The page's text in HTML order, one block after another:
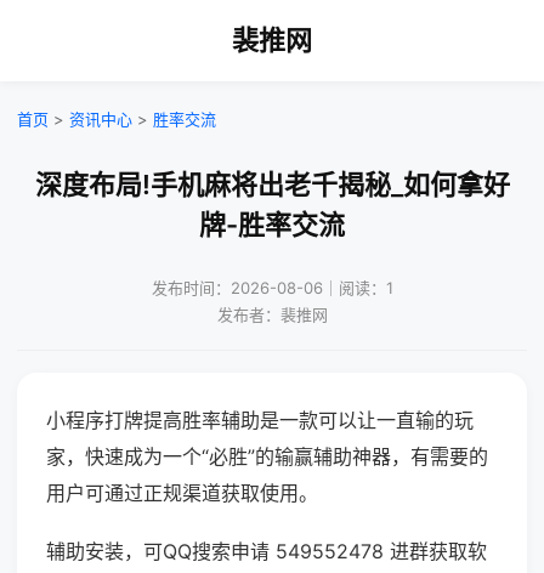
裴推网
首页 > 资讯中心 > 胜率交流
深度布局!手机麻将出老千揭秘_如何拿好
牌-胜率交流
发布时间：2026-08-06｜阅读：1
发布者：裴推网
小程序打牌提高胜率辅助是一款可以让一直输的玩
家，快速成为一个“必胜”的输赢辅助神器，有需要的
用户可通过正规渠道获取使用。
辅助安装，可QQ搜索申请 549552478 进群获取软